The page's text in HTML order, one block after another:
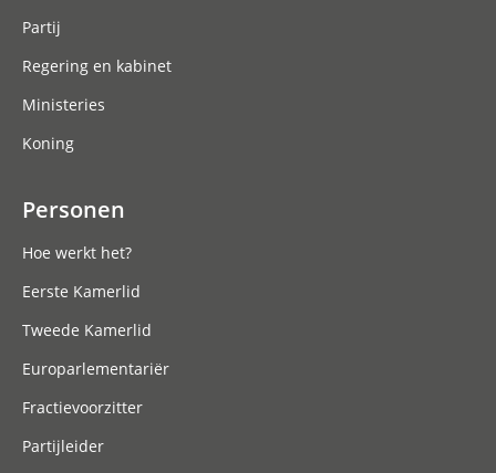
Partij
Regering en kabinet
Ministeries
Koning
Personen
Hoe werkt het?
Eerste Kamerlid
Tweede Kamerlid
Europarlementariër
Fractievoorzitter
Partijleider